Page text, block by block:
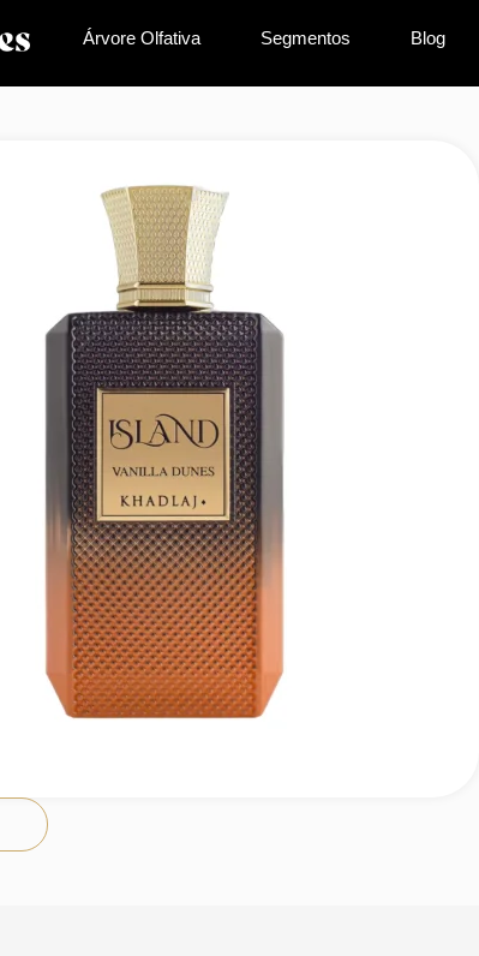
Árvore Olfativa Segmentos Blog